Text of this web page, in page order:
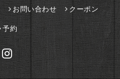
お問い合わせ クーポン
予約